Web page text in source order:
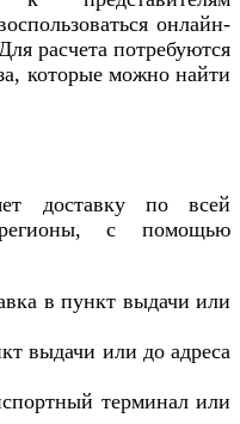
онлайн-
расчета потребуются
которые можно найти
доставку по всей
с помощью
в пункт выдачи или
выдачи или до адреса
терминал или